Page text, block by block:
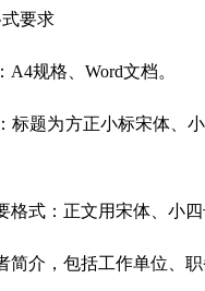
要求
规格、Word文档。
题为方正小标宋体、小
式：正文用宋体、小四
介，包括工作单位、职